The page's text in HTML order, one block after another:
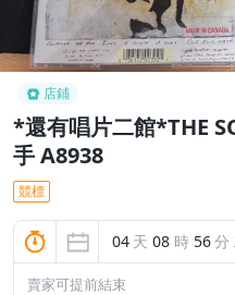
店鋪
*還有唱片二館*THE
手 A8938
競標
04 天 08 時 56分
賣家可提前結束